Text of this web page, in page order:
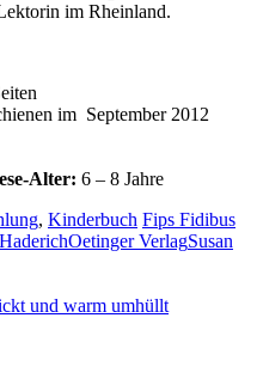
im Rheinland.
im September 2012
Alter: 6 – 8 Jahre
, Kinderbuch Fips Fidibus
Oetinger VerlagSusan
und warm umhüllt